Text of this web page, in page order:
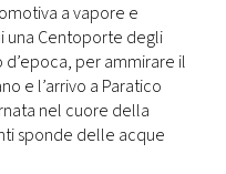
a vapore e
una Centoporte degli
d’epoca, per ammirare il
e l’arrivo a Paratico
nel cuore della
sponde delle acque